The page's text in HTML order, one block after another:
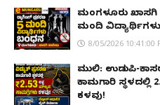
ಮಂಗಳೂರು ಖಾಸಗಿ
ಮಂದಿ
8/05/2026 10:41:00
ಮುಲ್ಕಿ: ಉಡುಪಿ-
ಕಾಮಗಾರಿ ಸ್ಥಳದಲ್ಲಿ
ಕಳವು!